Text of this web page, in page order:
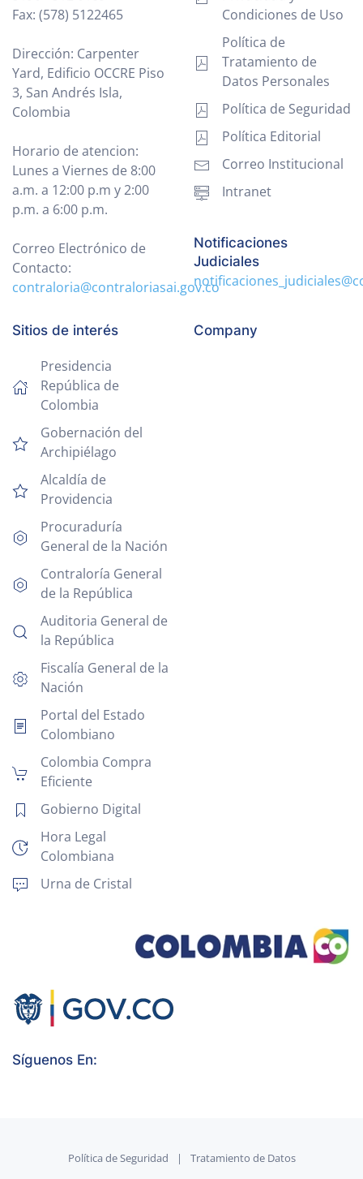
Fax: (578) 5122465
Dirección: Carpenter
Yard, Edificio OCCRE Piso
3, San Andrés Isla,
Colombia
Horario de atencion:
Lunes a Viernes de 8:00
a.m. a 12:00 p.m y 2:00
p.m. a 6:00 p.m.
Correo Electrónico de
Contacto:
contraloria@contraloriasai.gov.co
Condiciones de Uso
Política de
Tratamiento de
Datos Personales
Política de Seguridad
Política Editorial
Correo Institucional
Intranet
Notificaciones
Judiciales
Sitios de interés
Presidencia
República de
Colombia
Gobernación del
Archipiélago
Alcaldía de
Providencia
Procuraduría
General de la Nación
Contraloría General
de la República
Auditoria General de
la República
Fiscalía General de la
Nación
Portal del Estado
Colombiano
Colombia Compra
Eficiente
Gobierno Digital
Hora Legal
Colombiana
Urna de Cristal
Company
Síguenos En:
Política de Seguridad | Tratamiento de Datos